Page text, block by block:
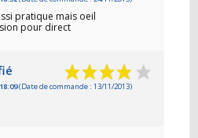
pratique mais oeil
pour direct
(Date de commande : 13/11/2013)